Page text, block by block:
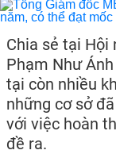
Chia sẻ tại Hội
Phạm Như
tại còn nhiều
những cơ sở
với việc hoàn
đề ra.